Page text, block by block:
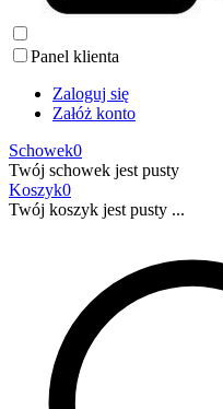
Panel klienta
Zaloguj się
Załóż konto
Schowek0
Twój schowek jest pusty
Koszyk0
Twój koszyk jest pusty ...